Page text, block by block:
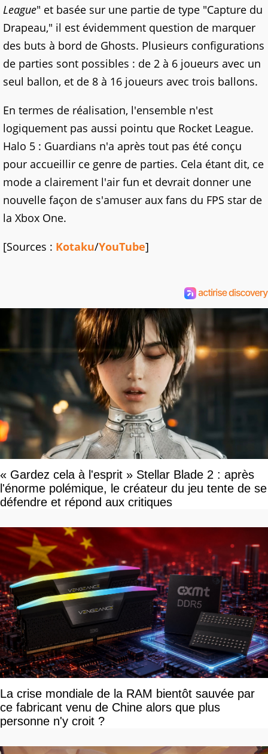
League" et basée sur une partie de type "Capture du
Drapeau," il est évidemment question de marquer
des buts à bord de Ghosts. Plusieurs configurations
de parties sont possibles : de 2 à 6 joueurs avec un
seul ballon, et de 8 à 16 joueurs avec trois ballons.
En termes de réalisation, l'ensemble n'est
logiquement pas aussi pointu que Rocket League.
Halo 5 : Guardians n'a après tout pas été conçu
pour accueillir ce genre de parties. Cela étant dit, ce
mode a clairement l'air fun et devrait donner une
nouvelle façon de s'amuser aux fans du FPS star de
la Xbox One.
[Sources : Kotaku/YouTube]
« Gardez cela à l'esprit » Stellar Blade 2 : après
l'énorme polémique, le créateur du jeu tente de se
défendre et répond aux critiques
La crise mondiale de la RAM bientôt sauvée par
ce fabricant venu de Chine alors que plus
personne n'y croit ?